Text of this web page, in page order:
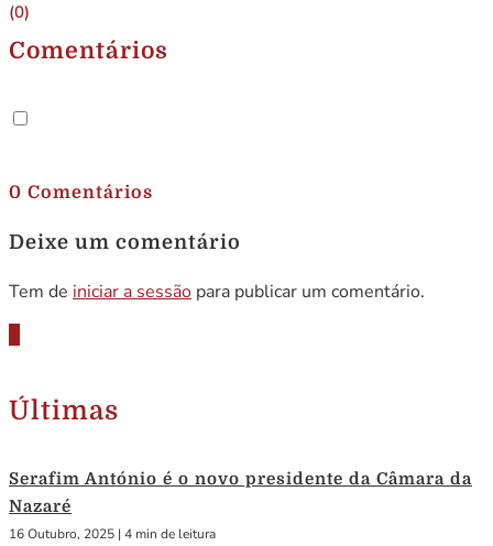
(0)
Comentários
0 Comentários
Deixe um comentário
Tem de iniciar a sessão para publicar um comentário.
Últimas
Serafim António é o novo presidente da Câmara da
Nazaré
16 Outubro, 2025 | 4 min de leitura